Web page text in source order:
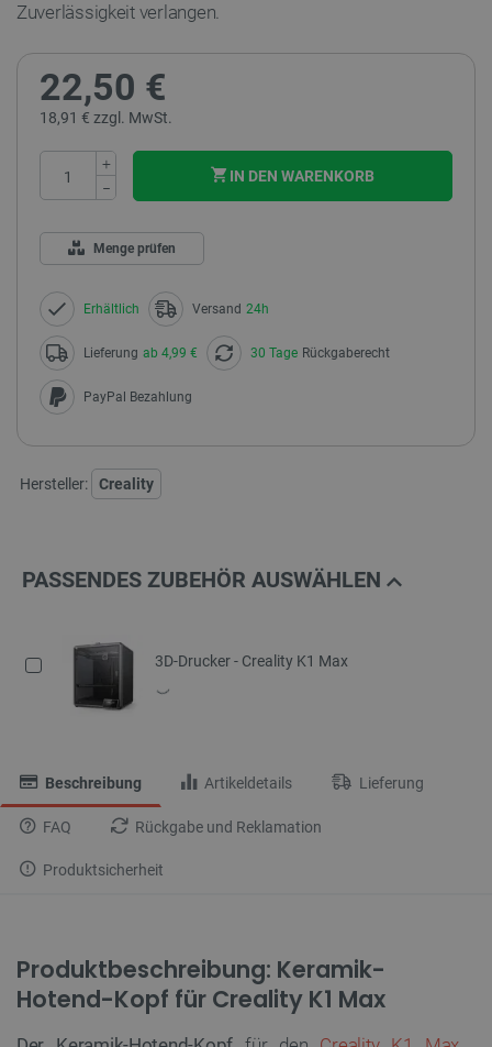
Zuverlässigkeit verlangen.
22,50 €
18,91 € zzgl. MwSt.
+
−
IN DEN WARENKORB
Menge prüfen
Erhältlich Versand 24h
Lieferung ab 4,99 € 30 Tage Rückgaberecht
PayPal Bezahlung
Hersteller: Creality
PASSENDES ZUBEHÖR AUSWÄHLEN
3D-Drucker - Creality K1 Max
Beschreibung Artikeldetails Lieferung
FAQ Rückgabe und Reklamation
Produktsicherheit
Produktbeschreibung: Keramik-
Hotend-Kopf für Creality K1 Max